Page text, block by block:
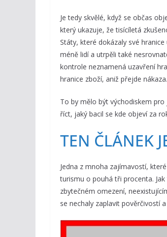
Je tedy skvělé, když se občas
který ukazuje, že tisícíletá
Státy, které dokázaly své
méně lidí a utrpěli také
kontrole neznamená uzavření
hranice zboží, aniž přejde nákaza.
To by mělo být východiskem
říct, jaký bacil se kde objeví za
TEN ČLÁNEK
Jedna z mnoha zajímavostí,
turismu o pouhá tři procenta.
zbytečném omezení,
se nechaly zaplavit pověrčivostí